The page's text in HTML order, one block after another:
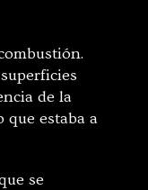
de la
que estaba a
se